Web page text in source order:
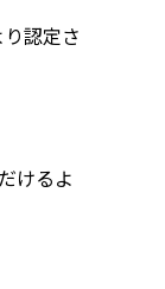
認定さ
けるよ